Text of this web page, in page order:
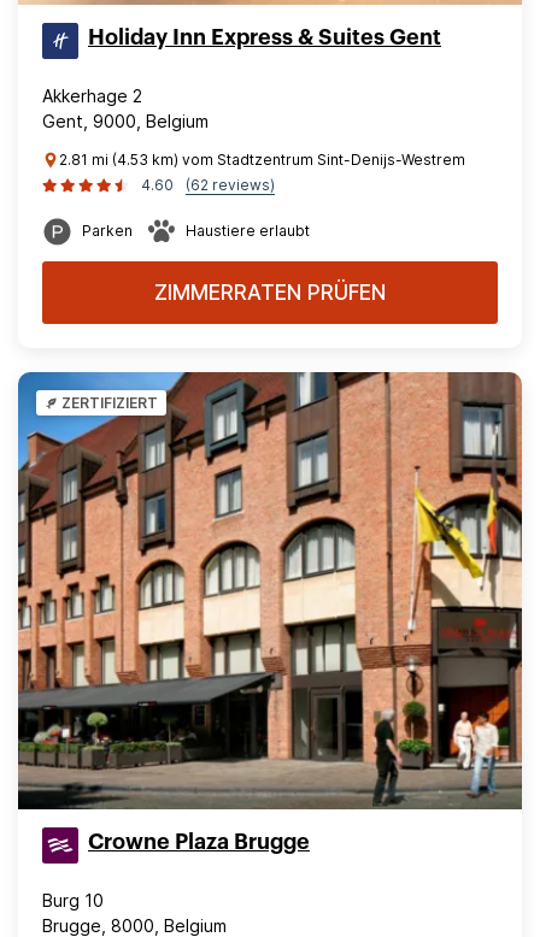
Holiday Inn Express & Suites Gent
Akkerhage 2
Gent, 9000, Belgium
2.81 mi (4.53 km) vom Stadtzentrum Sint-Denijs-Westrem
4.60
(62 reviews)
Parken Haustiere erlaubt
ZIMMERRATEN PRÜFEN
ZERTIFIZIERT
Crowne Plaza Brugge
Burg 10
Brugge, 8000, Belgium